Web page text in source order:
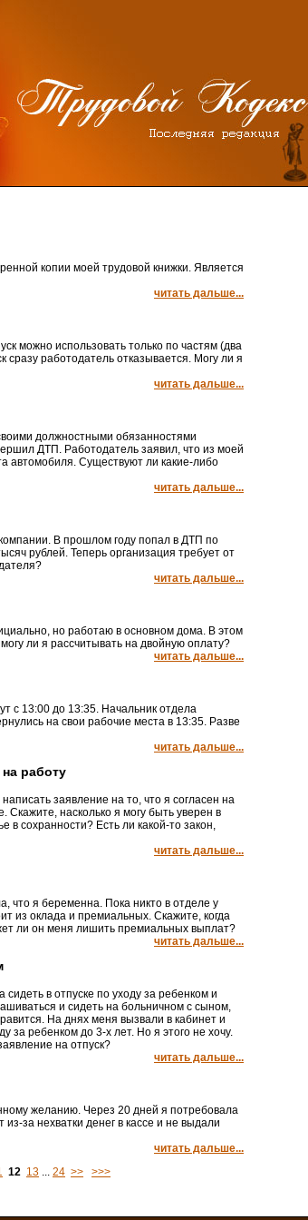
копии моей трудовой книжки. Является
читать дальше...
можно использовать только по частям (два
сразу работодатель отказывается. Могу ли я
читать дальше...
должностными обязанностями
ДТП. Работодатель заявил, что из моей
автомобиля. Существуют ли какие-либо
читать дальше...
В прошлом году попал в ДТП по
рублей. Теперь организация требует от
читать дальше...
но работаю в основном дома. В этом
ли я рассчитывать на двойную оплату?
читать дальше...
с 13:00 до 13:35. Начальник отдела
на свои рабочие места в 13:35. Разве
читать дальше...
работу
заявление на то, что я согласен на
Скажите, насколько я могу быть уверен в
в сохранности? Есть ли какой-то закон,
читать дальше...
что я беременна. Пока никто в отделе у
из оклада и премиальных. Скажите, когда
ли он меня лишить премиальных выплат?
читать дальше...
в отпуске по уходу за ребенком и
и сидеть на больничном с сыном,
На днях меня вызвали в кабинет и
за ребенком до 3-х лет. Но я этого не хочу.
на отпуск?
читать дальше...
желанию. Через 20 дней я потребовала
за нехватки денег в кассе и не выдали
читать дальше...
12 13 ... 24 >> >>>